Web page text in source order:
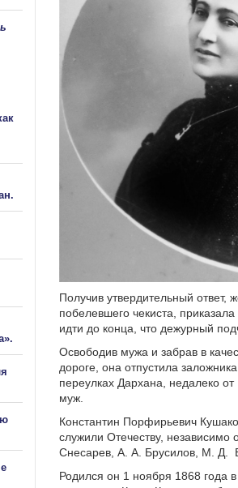
Получив утвердительный
побелевшего чекиста,
идти до конца, что дежурный
Освободив мужа и забрав в
дороге, она отпустила
переулках Дархана, недалеко
муж.
Константин Порфирьевич
служили Отечеству, независимо
Снесарев, А. А. Брусилов, М. Д.
Родился он 1 ноября 1868 года